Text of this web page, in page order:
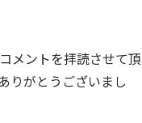
メントを拝読させて頂
りがとうございまし